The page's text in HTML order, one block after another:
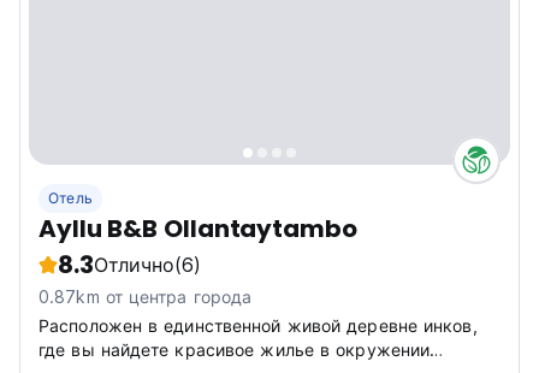
Отель
Ayllu B&B Ollantaytambo
8.3Отлично(6)
0.87km от центра города
Расположен в единственной живой деревне инков,
где вы найдете красивое жилье в окружении